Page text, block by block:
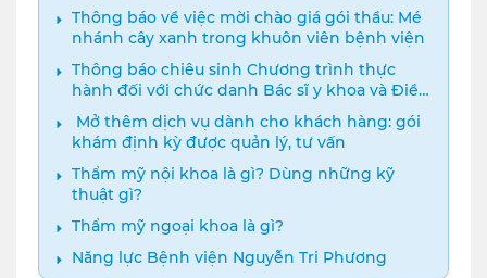
Thông báo về việc mời chào giá gói thầu: Mé
nhánh cây xanh trong khuôn viên bệnh viện
Thông báo chiêu sinh Chương trình thực
hành đối với chức danh Bác sĩ y khoa và Điều
dưỡng năm 2024
️ Mở thêm dịch vụ dành cho khách hàng: gói
khám định kỳ được quản lý, tư vấn
Thẩm mỹ nội khoa là gì? Dùng những kỹ
thuật gì?
Thẩm mỹ ngoại khoa là gì?
Năng lực Bệnh viện Nguyễn Tri Phương